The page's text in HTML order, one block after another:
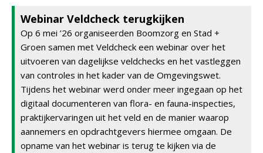
Webinar Veldcheck terugkijken
Op 6 mei ’26 organiseerden Boomzorg en Stad +
Groen samen met Veldcheck een webinar over het
uitvoeren van dagelijkse veldchecks en het vastleggen
van controles in het kader van de Omgevingswet.
Tijdens het webinar werd onder meer ingegaan op het
digitaal documenteren van flora- en fauna-inspecties,
praktijkervaringen uit het veld en de manier waarop
aannemers en opdrachtgevers hiermee omgaan. De
opname van het webinar is terug te kijken via de